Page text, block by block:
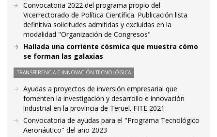
Convocatoria 2022 del programa propio del
Vicerrectorado de Política Científica. Publicación lista
definitiva solicitudes admitidas y excluidas en la
modalidad "Organización de Congresos"
Hallada una corriente cósmica que muestra cómo
se forman las galaxias
TRANSFERENCIA E INNOVACIÓN TECNOLÓGICA
Ayudas a proyectos de inversión empresarial que
fomenten la investigación y desarrollo e innovación
industrial en la provincia de Teruel. FITE 2021
Convocatoria de ayudas para el "Programa Tecnológico
Aeronáutico" del año 2023